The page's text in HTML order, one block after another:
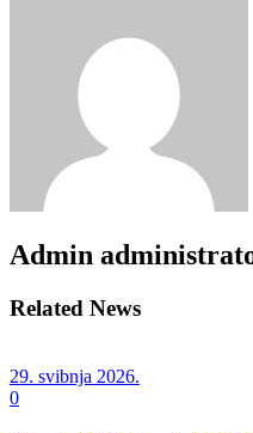
Admin
Related News
29. svibnja 2026.
0